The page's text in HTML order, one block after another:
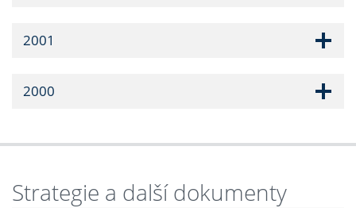
2001
2000
Strategie a další dokumenty